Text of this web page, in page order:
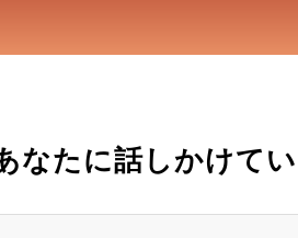
なたに話しかけてい